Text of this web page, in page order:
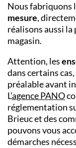
Nous fabriquons
mesure,
réalisons aussi
magasin.
Attention, les
dans certains
préalable avant
L’agence PANO
réglementation
Brieuc et des
pouvons vous
démarches